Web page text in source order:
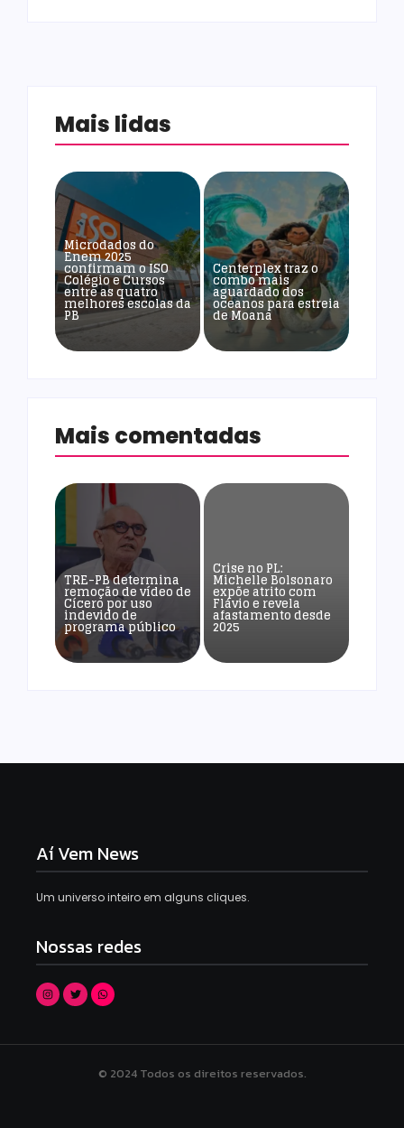
Mais lidas
Microdados do
Enem 2025
confirmam o ISO
Colégio e Cursos
entre as quatro
melhores escolas da
PB
Centerplex traz o
combo mais
aguardado dos
oceanos para estreia
de Moana
Mais comentadas
TRE-PB determina
remoção de vídeo de
Cícero por uso
indevido de
programa público
Crise no PL:
Michelle Bolsonaro
expõe atrito com
Flávio e revela
afastamento desde
2025
Aí Vem News
Um universo inteiro em alguns cliques.
Nossas redes
© 2024 Todos os direitos reservados.